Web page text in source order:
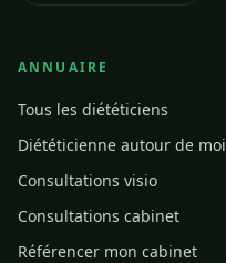
ANNUAIRE
Tous les diététiciens
Diététicienne autour de moi
Consultations visio
Consultations cabinet
Référencer mon cabinet